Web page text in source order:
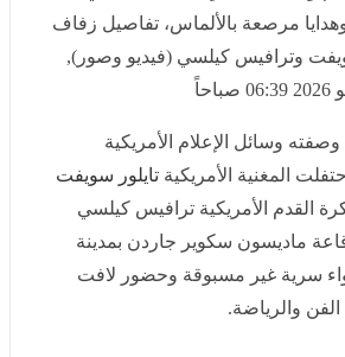
وترافيس كيلسي (فيديو وصور),
وسائل الإعلام الأمريكية بـ"زفاف
الأمريكية
تايلور سويفت
بزفافها إلى
ترافيس كيلسي مساء الجمعة في
جاردن بمدينة نيويورك، وسط أجواء
لافت لعدد من أبرز نجوم الفن